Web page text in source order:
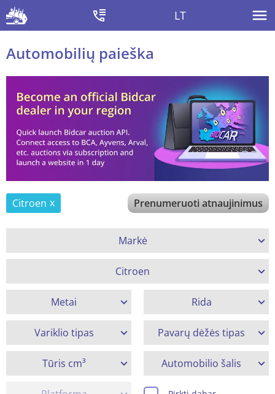
LT
Automobilių paieška
Citroen Prenumeruoti atnaujinimus
Markė
Citroen
Metai Rida
Variklio tipas Pavarų dėžės tipas
Tūris cm³ Automobilio šalis